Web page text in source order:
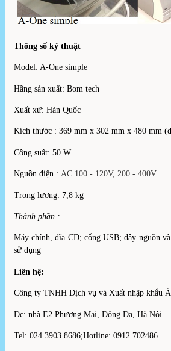
Thông số kỹ thuật
Model: A-One simple
Hãng sản xuất: Bom tech
Xuất xứ: Hàn Quốc
Kích thước : 369 mm x 302 mm x 480 mm
Công suất: 50 W
Nguồn điện : AC 100 - 120V, 200 - 400V
Trọng lượng: 7,8 kg
Thành phần :
Máy chính, đĩa CD; cổng USB; dây nguồn
sử dụng
Liên hệ:
Công ty TNHH Dịch vụ và Xuất nhập khẩu
Đc: nhà E2 Phương Mai, Đống Đa, Hà Nội
Tel: 024 3903 8686;Hotline: 0912 702486